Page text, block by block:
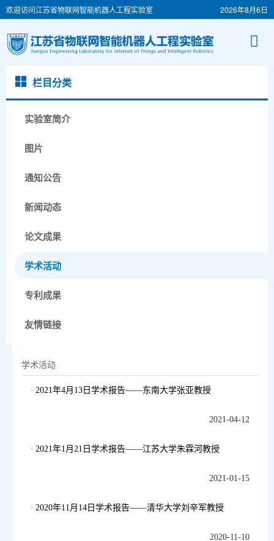
欢迎访问江苏省物联网智能机器人工程实验室 2026年8月6日
栏目分类
实验室简介
图片
通知公告
新闻动态
论文成果
学术活动
专利成果
友情链接
学术活动
2021年4月13日学术报告——东南大学张亚教授
2021-04-12
2021年1月21日学术报告——江苏大学朱霖河教授
2021-01-15
2020年11月14日学术报告——清华大学刘辛军教授
2020-11-10